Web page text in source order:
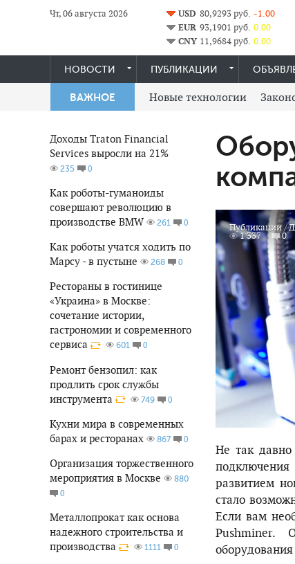
Чт, 06 августа 2026 USD 80,9293 руб. -1.00
EUR 93,1901 руб. 0.00
CNY 11,9684 руб. 0.00
НОВОСТИ ПУБЛИКАЦИИ
ВАЖНОЕ Новые технологии
Доходы Traton Financial
Services выросли на 21%
235 0
Как роботы-гуманоиды
совершают революцию в
производстве BMW
261 0
Как роботы учатся ходить по
Марсу - в пустыне
268 0
Рестораны в гостинице
«Украина» в Москве:
сочетание истории,
гастрономии и современного
сервиса
601 0
Ремонт бензопил: как
продлить срок службы
инструмента
749 0
Кухни мира в современных
барах и ресторанах
867 0
Организация торжественного
мероприятия в Москве
880
0
Металлопрокат как основа
надежного строительства и
производства
1111 0
Публикации/
1 337 0
Не так
развитием
стало
Если вам
Pushminer.